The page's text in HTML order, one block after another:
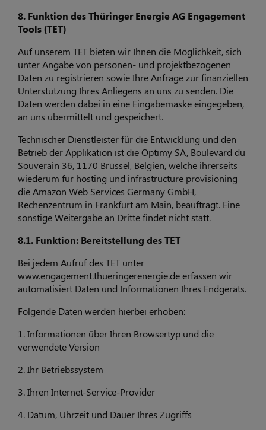
8. Funktion des Thüringer Energie AG Engagement
Tools (TET)
Auf unserem TET bieten wir Ihnen die Möglichkeit, sich
unter Angabe von personen- und projektbezogenen
Daten zu registrieren sowie Ihre Anfrage zur finanziellen
Unterstützung Ihres Anliegens an uns zu senden. Die
Daten werden dabei in eine Eingabemaske eingegeben,
an uns übermittelt und gespeichert.
Technischer Dienstleister für die Entwicklung und den
Betrieb der Applikation ist die Optimy SA, Boulevard du
Souverain 36, 1170 Brüssel, Belgien, welche ihrerseits
wiederum für hosting und infrastructure provisioning
die Amazon Web Services Germany GmbH,
Rechenzentrum in Frankfurt am Main, beauftragt. Eine
sonstige Weitergabe an Dritte findet nicht statt.
8.1. Funktion: Bereitstellung des TET
Bei jedem Aufruf des TET unter
www.engagement.thueringerenergie.de erfassen wir
automatisiert Daten und Informationen Ihres Endgeräts.
Folgende Daten werden hierbei erhoben:
1. Informationen über Ihren Browsertyp und die
verwendete Version
2. Ihr Betriebssystem
3. Ihren Internet-Service-Provider
4. Datum, Uhrzeit und Dauer Ihres Zugriffs